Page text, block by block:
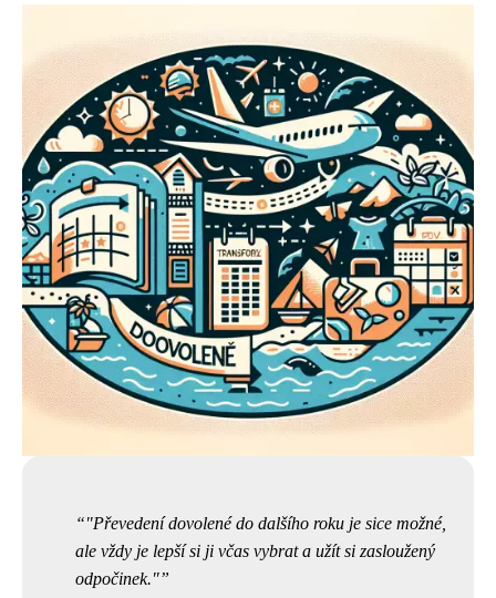
"Převedení dovolené do dalšího roku je sice možné,
ale vždy je lepší si ji včas vybrat a užít si zasloužený
odpočinek."